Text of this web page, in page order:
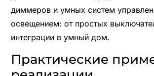
диммеров и умных систем
освещением: от простых
интеграции в умный дом.
Практические